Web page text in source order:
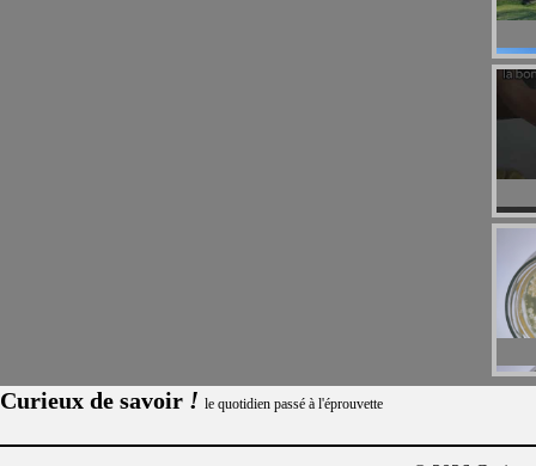
Curieux de savoir ! le quotidien passé à l'éprouvette